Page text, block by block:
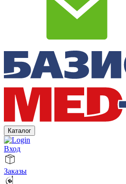
Каталог
Вход
Заказы